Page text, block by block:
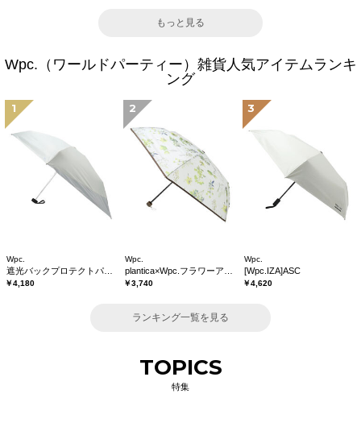
もっと見る
Wpc.（ワールドパーティー）雑貨人気アイテムランキ
ング
1
Wpc.
￥4,180
2
Wpc.
￥3,740
3
Wpc.
[Wpc.IZA]ASC
￥4,620
ランキング一覧を見る
TOPICS
特集